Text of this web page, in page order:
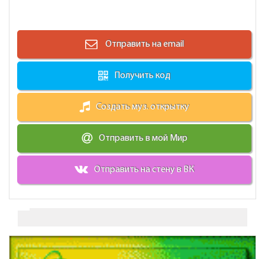
Отправить на email
Получить код
Создать муз. открытку
Отправить в мой Мир
Отправить на стену в ВК